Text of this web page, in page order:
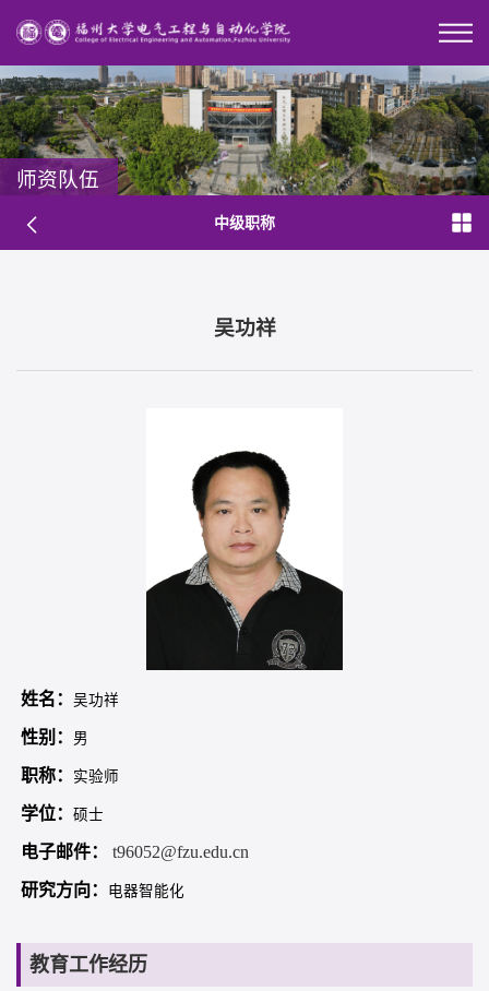
师资队伍
中级职称
吴功祥
姓名： 吴功祥
性别： 男
职称： 实验师
学位： 硕士
电子邮件： t96052@fzu.edu.cn
研究方向： 电器智能化
教育工作经历